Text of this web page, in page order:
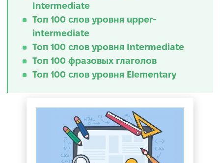
Intermediate
Топ 100 слов уровня upper-
intermediate
Топ 100 слов уровня Intermediate
Топ 100 фразовых глаголов
Топ 100 слов уровня Elementary